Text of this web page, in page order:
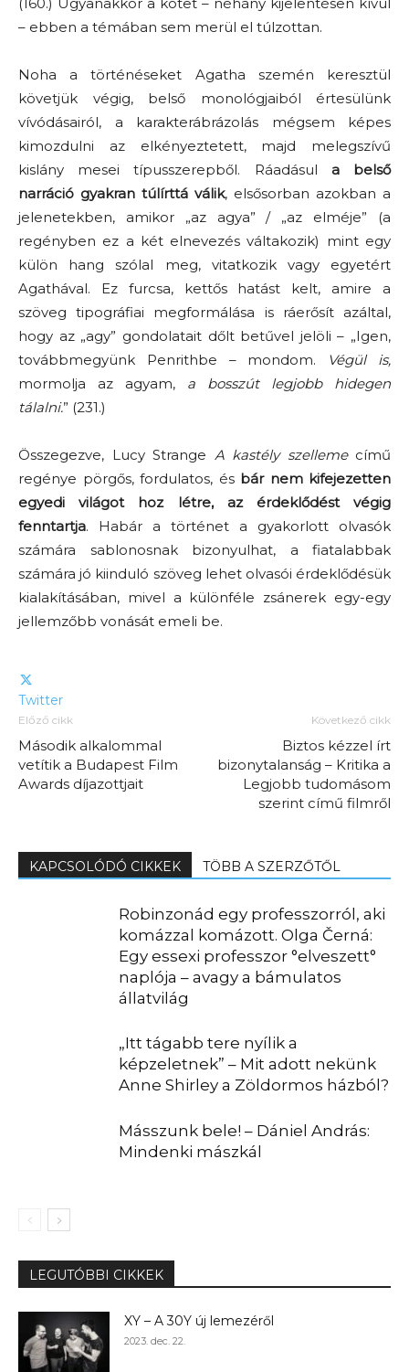
– ebben a témában sem merül el túlzottan.
Noha a történéseket Agatha szemén keresztül
követjük végig, belső monológjaiból értesülünk
vívódásairól, a karakterábrázolás mégsem képes
kimozdulni az elkényeztetett, majd melegszívű
kislány mesei típusszerepből. Ráadásul a belső
narráció gyakran túlírttá válik, elsősorban azokban a
jelenetekben, amikor „az agya” / „az elméje” (a
regényben ez a két elnevezés váltakozik) mint egy
külön hang szólal meg, vitatkozik vagy egyetért
Agathával. Ez furcsa, kettős hatást kelt, amire a
szöveg tipográfiai megformálása is ráerősít azáltal,
hogy az „agy” gondolatait dőlt betűvel jelöli – „Igen,
továbbmegyünk Penrithbe – mondom.
Végül is,
mormolja az agyam,
a bosszút legjobb hidegen
tálalni.” (231.)
Összegezve, Lucy Strange A kastély szelleme című
regénye pörgős, fordulatos, és bár nem kifejezetten
egyedi világot hoz létre, az érdeklődést végig
fenntartja. Habár a történet a gyakorlott olvasók
számára sablonosnak bizonyulhat, a fiatalabbak
számára jó kiinduló szöveg lehet olvasói érdeklődésük
kialakításában, mivel a különféle zsánerek egy-egy
jellemzőbb vonását emeli be.
Twitter
Előző cikk
Második alkalommal
vetítik a Budapest Film
Awards díjazottjait
Következő cikk
Biztos kézzel írt
bizonytalanság – Kritika a
Legjobb tudomásom
szerint című filmről
KAPCSOLÓDÓ CIKKEK TÖBB A SZERZŐTŐL
Robinzonád egy professzorról, aki
komázzal komázott. Olga Černá:
Egy essexi professzor °elveszett°
naplója – avagy a bámulatos
állatvilág
„Itt tágabb tere nyílik a
képzeletnek” – Mit adott nekünk
Anne Shirley a Zöldormos házból?
Másszunk bele! – Dániel András:
Mindenki mászkál
LEGUTÓBBI CIKKEK
XY – A 30Y új lemezéről
2023. dec. 22.